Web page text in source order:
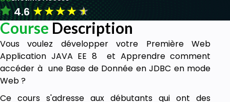
4.6★★★★★
Course Description
Vous voulez développer votre Première Web
Application JAVA EE 8 et Apprendre comment
accéder à une Base de Donnée en JDBC en mode
Web ?
Ce cours s'adresse aux débutants qui ont des